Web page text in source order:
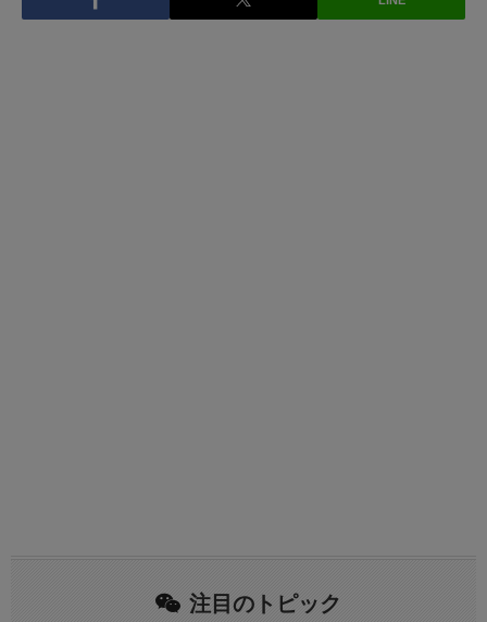
注目のトピック